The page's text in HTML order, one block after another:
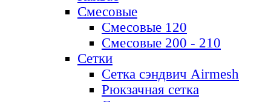
Смесовые
Смесовые 120
Смесовые 200 - 210
Сетки
Сетка сэндвич Airmesh
Рюкзачная сетка